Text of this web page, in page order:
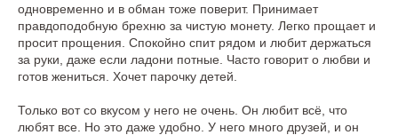
одновременно и в обман тоже поверит. Принимает
правдоподобную брехню за чистую монету. Легко прощает и
просит прощения. Спокойно спит рядом и любит держаться
за руки, даже если ладони потные. Часто говорит о любви и
готов жениться. Хочет парочку детей.
Только вот со вкусом у него не очень. Он любит всё, что
любят все. Но это даже удобно. У него много друзей, и он